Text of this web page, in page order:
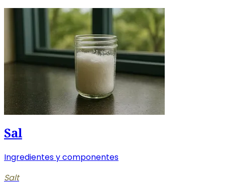
Sal
Ingredientes y componentes
Salt